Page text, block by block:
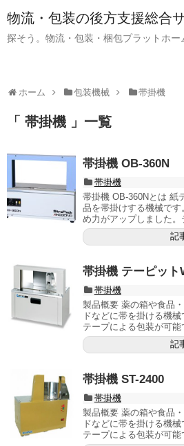
物流・包装の後方支援総合
探そう。物流・包装・梱包プラットホー
ホーム 包装機械 帯掛機
「 帯掛機 」一覧
帯掛機 OB-360N
帯掛機
帯掛機 OB-360Nとは 紙
品を帯掛けする機械で
め力がアップしました。
記
帯掛機 テーピット
帯掛機
製品概要 薬の箱や食品
ドなどに帯を掛ける機
テープによる包装が可
記
帯掛機 ST-2400
帯掛機
製品概要 薬の箱や食品
ドなどに帯を掛ける機
テープによる包装が可